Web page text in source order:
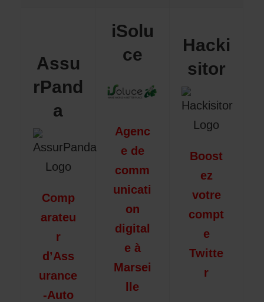
Assu
rPand
a
Comp
arateu
r
d’Ass
urance
-Auto
iSolu
ce
Agenc
e de
comm
unicati
on
digital
e à
Marsei
lle
Hacki
sitor
Boost
ez
votre
compt
e
Twitte
r